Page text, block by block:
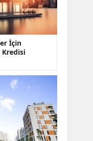
İçin
Kredisi